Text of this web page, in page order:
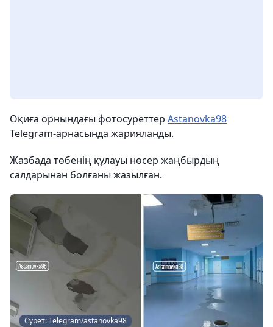
Оқиға орнындағы фотосуреттер Astanovka98
Telegram-арнасында жарияланды.
Жазбада төбенің құлауы нөсер жаңбырдың
салдарынан болғаны жазылған.
Сурет: Telegram/astanovka98